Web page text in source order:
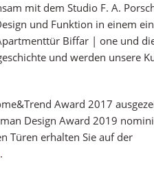
mit dem Studio F. A.
und Funktion in einem
Biffar | one und
und werden unsere
Award 2017
Design Award 2019
Türen erhalten Sie auf der
.